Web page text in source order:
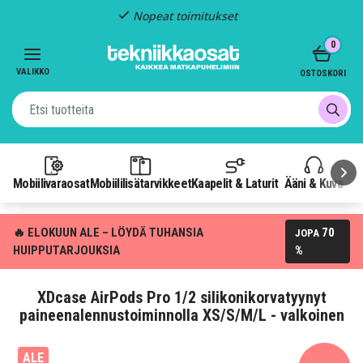
Nopeat toimitukset
VALIKKO
MobiilivaraosatMobiililisätarvikkeetKaapelit & Laturit Ääni & Kuva
0
OSTOSKORI
🔥 ELOKUUN ALE – LÖYDÄ TUHANSIA
HUIPPUTARJOUKSIA
JOPA 70
%
XDcase AirPods Pro 1/2 silikonikorvatyynyt
paineenalennustoiminnolla XS/S/M/L - valkoinen
ALE